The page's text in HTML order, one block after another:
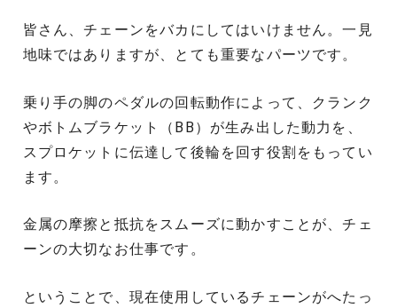
皆さん、チェーンをバカにしてはいけません。一見
地味ではありますが、とても重要なパーツです。
乗り手の脚のペダルの回転動作によって、クランク
やボトムブラケット（BB）が生み出した動力を、
スプロケットに伝達して後輪を回す役割をもってい
ます。
金属の摩擦と抵抗をスムーズに動かすことが、チェ
ーンの大切なお仕事です。
ということで、現在使用しているチェーンがへたっ